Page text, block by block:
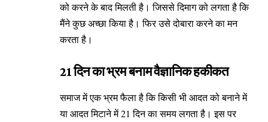
को करने के बाद मिलती है। जिससे दिमाग को लगता है कि
मैंने कुछ अच्छा किया है। फिर उसे दोबारा करने का मन
करता है।
21 दिन का भ्रम बनाम वैज्ञानिक हकीकत
समाज में एक भ्रम फैला है कि किसी भी आदत को बनाने में
या आदत मिटाने में 21 दिन का समय लगता है। इस पर